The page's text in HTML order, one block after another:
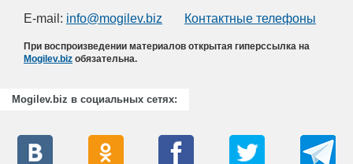
E-mail: info@mogilev.biz Контактные телефоны
При воспроизведении материалов открытая гиперссылка на
Mogilev.biz обязательна.
Mogilev.biz в социальных сетях: